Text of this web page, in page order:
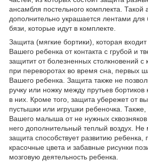
ансамбля постельного комплекта. Такой
дополнительно украшается лентами для
бязи, которые идут в комплекте.
Защита (мягкие бортики), которая
Вашего ребенка от контакта с грубой и
защитит от болезненных столкновений с
при переворотах во время сна, первых
Вашего ребенка. Защита также не
ручку или ножку между прутьев бортиков
в них. Кроме того, защита убережет от
пустышки или игрушки ребеночка.
Вашего малыша от не нужных сквозняков
него дополнительный теплый воздух. Не
защита способствует развитию ребенка,
красочные цвета и забавные рисунки
мозговую деятельность ребенка.